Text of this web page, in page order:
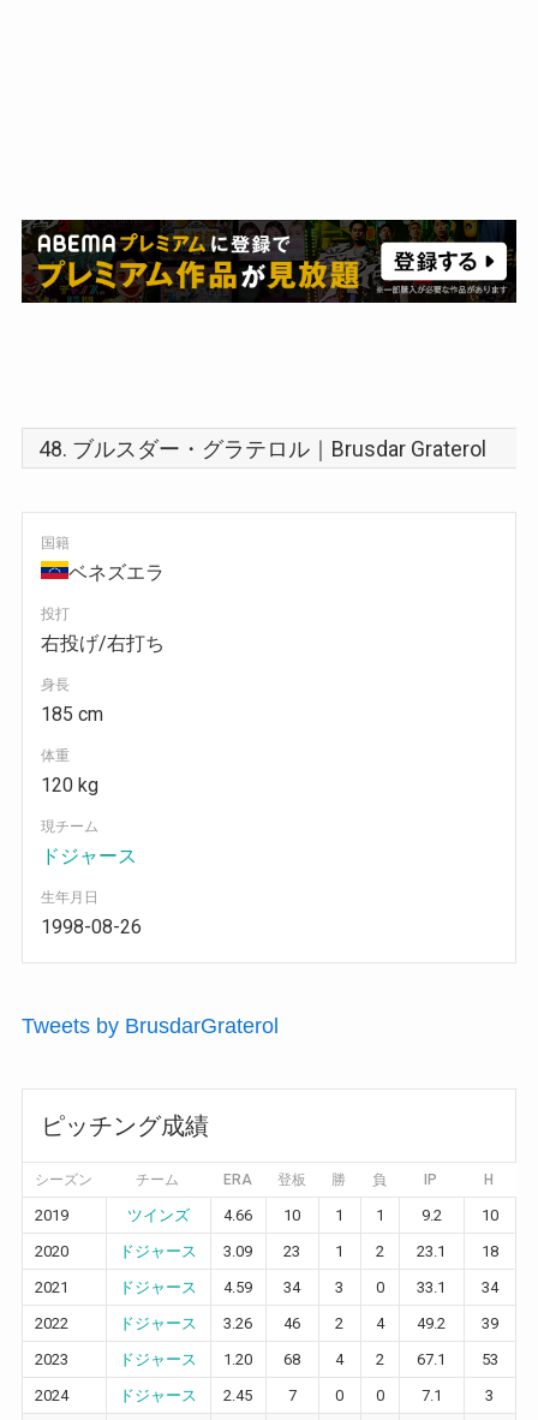
国籍
ベネズエラ
投打
右投げ/右打ち
身長
185 cm
体重
120 kg
現チーム
ドジャース
生年月日
1998-08-26
Tweets by BrusdarGraterol
ピッチング成績
シーズン チーム ERA 登板 勝 負 IP H
2019 ツインズ 4.66 10 1 1 9.2 10
2020
ドジャース 3.09 23 1 2 23.1 18
2021
ドジャース 4.59 34 3 0 33.1 34
2022
ドジャース 3.26 46 2 4 49.2 39
2023
ドジャース 1.20 68 4 2 67.1 53
2024
ドジャース 2.45 7 0 0 7.1 3